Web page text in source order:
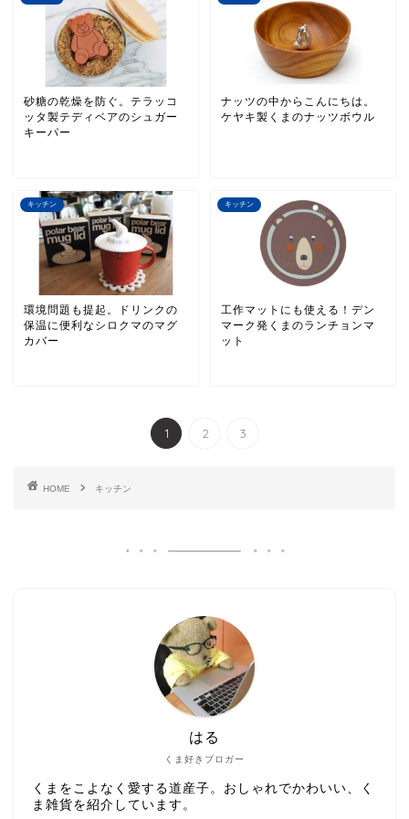
砂糖の乾燥を防ぐ。テラッコ
ッタ製テディベアのシュガー
キーパー
ナッツの中からこんにちは。
ケヤキ製くまのナッツボウル
キッチン
環境問題も提起。ドリンクの
保温に便利なシロクマのマグ
カバー
キッチン
工作マットにも使える！デン
マーク発くまのランチョンマ
ット
1 2 3
HOME キッチン
くま好きブロガー
はる
くまをこよなく愛する道産子。おしゃれでかわいい、く
ま雑貨を紹介しています。